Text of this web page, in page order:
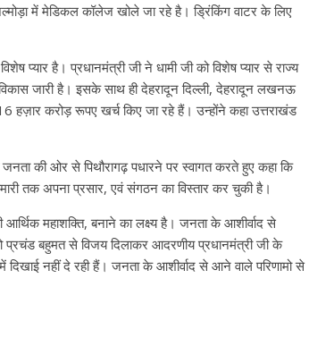
में मेडिकल कॉलेज खोले जा रहे है। ड्रिंकिंग वाटर के लिए
प्यार है। प्रधानमंत्री जी ने धामी जी को विशेष प्यार से राज्य
जारी है। इसके साथ ही देहरादून दिल्ली, देहरादून लखनऊ
करोड़ रूपए खर्च किए जा रहे हैं। उन्होंने कहा उत्तराखंड
की ओर से पिथौरागढ़ पधारने पर स्वागत करते हुए कहा कि
तक अपना प्रसार, एवं संगठन का विस्तार कर चुकी है।
महाशक्ति, बनाने का लक्ष्य है। जनता के आशीर्वाद से
प्रचंड बहुमत से विजय दिलाकर आदरणीय प्रधानमंत्री जी के
नहीं दे रही हैं। जनता के आशीर्वाद से आने वाले परिणामो से